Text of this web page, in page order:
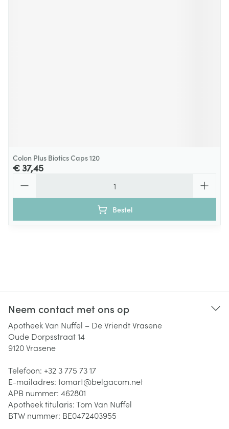
Colon Plus Biotics Caps 120
€ 37,45
Bestel
Neem contact met ons op
Apotheek Van Nuffel – De Vriendt Vrasene
Oude Dorpsstraat 14
9120Vrasene
Telefoon: +32 3 775 73 17
E-mailadres: tomart@belgacom.net
APB nummer: 462801
Apotheek titularis:Tom Van Nuffel
BTW nummer: BE0472403955